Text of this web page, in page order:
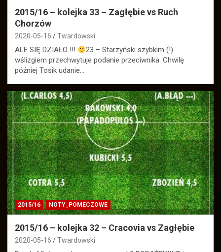
2015/16 – kolejka 33 – Zagłębie vs Ruch
Chorzów
2020-05-16 Twardowski
ALE SIĘ DZIAŁO !!!
23 – Starzyński szybkim (!)
wślizgiem przechwytuje podanie przeciwnika. Chwilę
później Tosik udanie…
2015/16 NOTY_POMECZOWE
2015/16 – kolejka 32 – Cracovia vs Zagłębie
2020-05-16 Twardowski